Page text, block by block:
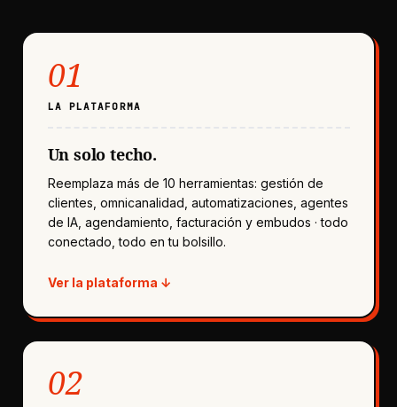
01
LA PLATAFORMA
Un solo techo.
Reemplaza más de 10 herramientas: gestión de
clientes, omnicanalidad, automatizaciones, agentes
de IA, agendamiento, facturación y embudos · todo
conectado, todo en tu bolsillo.
Ver la plataforma ↓
02